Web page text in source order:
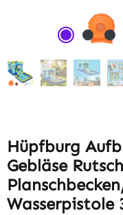
Hüpfburg
Gebläse
Wasserpistole